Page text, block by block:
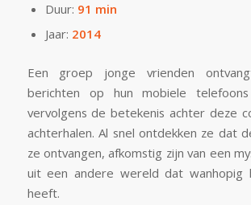
Duur: 91 min
Jaar: 2014
Een groep jonge vrienden
berichten op hun mobiele
vervolgens de betekenis achter deze
achterhalen. Al snel ontdekken ze dat
ze ontvangen, afkomstig zijn van een
uit een andere wereld dat wanhopig
heeft.